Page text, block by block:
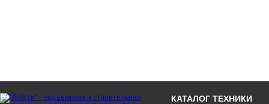
КАТАЛОГ ТЕХНИКИ